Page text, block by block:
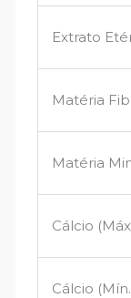
Extrato
Matéria
Matéria
Cálcio
Cálcio